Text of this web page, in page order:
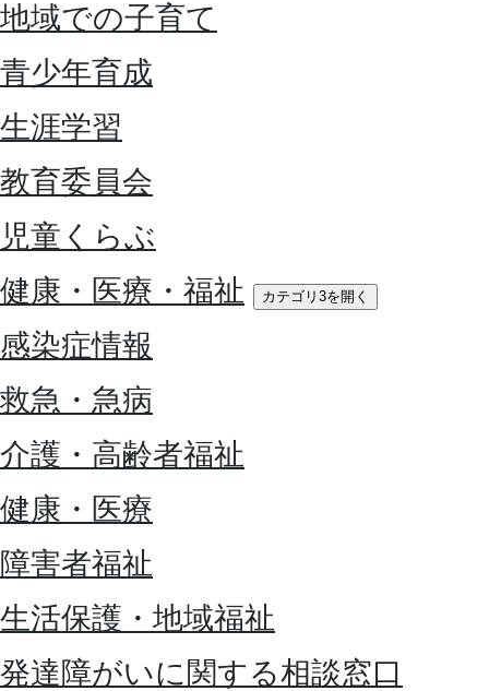
地域での子育て
青少年育成
生涯学習
教育委員会
児童くらぶ
健康・医療・福祉
カテゴリ3を開く
感染症情報
救急・急病
介護・高齢者福祉
健康・医療
障害者福祉
生活保護・地域福祉
発達障がいに関する相談窓口